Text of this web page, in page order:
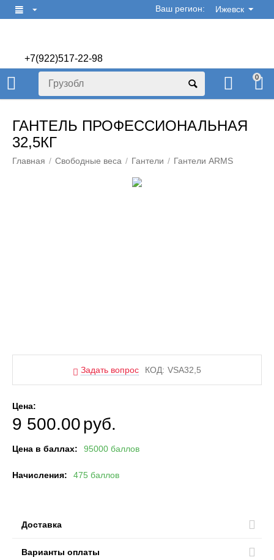
Ижевск
Ваш регион:
+7(922)517-22-98
+7(922)506-70-60
0
ГАНТЕЛЬ ПРОФЕССИОНАЛЬНАЯ
32,5КГ
Главная / Свободные веса / Гантели / Гантели ARMS
Задать вопрос КОД: VSA32,5
Цена:
9 500.00руб.
Цена в баллах: 95000 баллов
Начисления: 475 баллов
Доставка
Варианты оплаты